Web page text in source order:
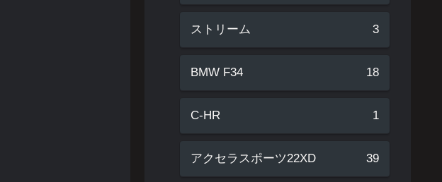
ストリーム 3
BMW F34 18
C-HR 1
アクセラスポーツ22XD 39